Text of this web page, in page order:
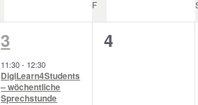
F
1
Veranstaltung,
3
11:30- 12:30
DigiLearn4Students
– wöchentliche
Sprechstunde
0
4